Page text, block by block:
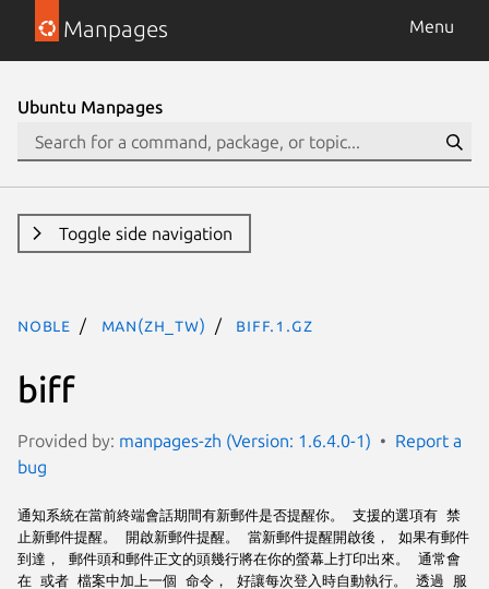
Manpages Menu
Ubuntu Manpages
Toggle side navigation
noble man(zh_TW) biff.1.gz
biff
Provided by: manpages-zh (Version: 1.6.4.0-1)
Report a
bug
通知系統在當前終端會話期間有新郵件是否提醒你。 支援的選項有 禁
止新郵件提醒。 開啟新郵件提醒。 當新郵件提醒開啟後， 如果有郵件
到達， 郵件頭和郵件正文的頭幾行將在你的螢幕上打印出來。 通常會
在 或者 檔案中加上一個 命令， 好讓每次登入時自動執行。 透過 服